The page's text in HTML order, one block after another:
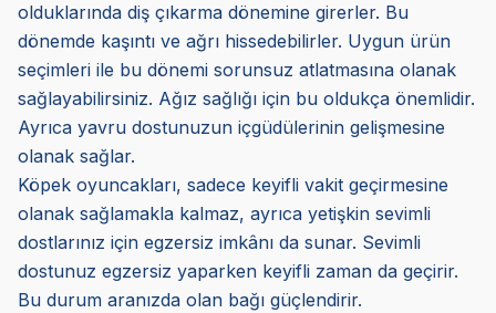
olduklarında diş çıkarma dönemine girerler. Bu
dönemde kaşıntı ve ağrı hissedebilirler. Uygun ürün
seçimleri ile bu dönemi sorunsuz atlatmasına olanak
sağlayabilirsiniz. Ağız sağlığı için bu oldukça önemlidir.
Ayrıca yavru dostunuzun içgüdülerinin gelişmesine
olanak sağlar.
Köpek oyuncakları, sadece keyifli vakit geçirmesine
olanak sağlamakla kalmaz, ayrıca yetişkin sevimli
dostlarınız için egzersiz imkânı da sunar. Sevimli
dostunuz egzersiz yaparken keyifli zaman da geçirir.
Bu durum aranızda olan bağı güçlendirir.